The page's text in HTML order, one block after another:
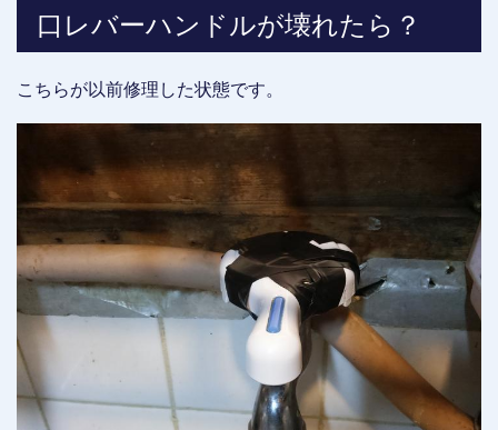
口レバーハンドルが壊れたら？
こちらが以前修理した状態です。